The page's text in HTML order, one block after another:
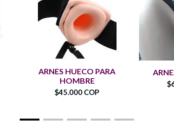
ARNES HUECO PARA
HOMBRE
$45.000 COP